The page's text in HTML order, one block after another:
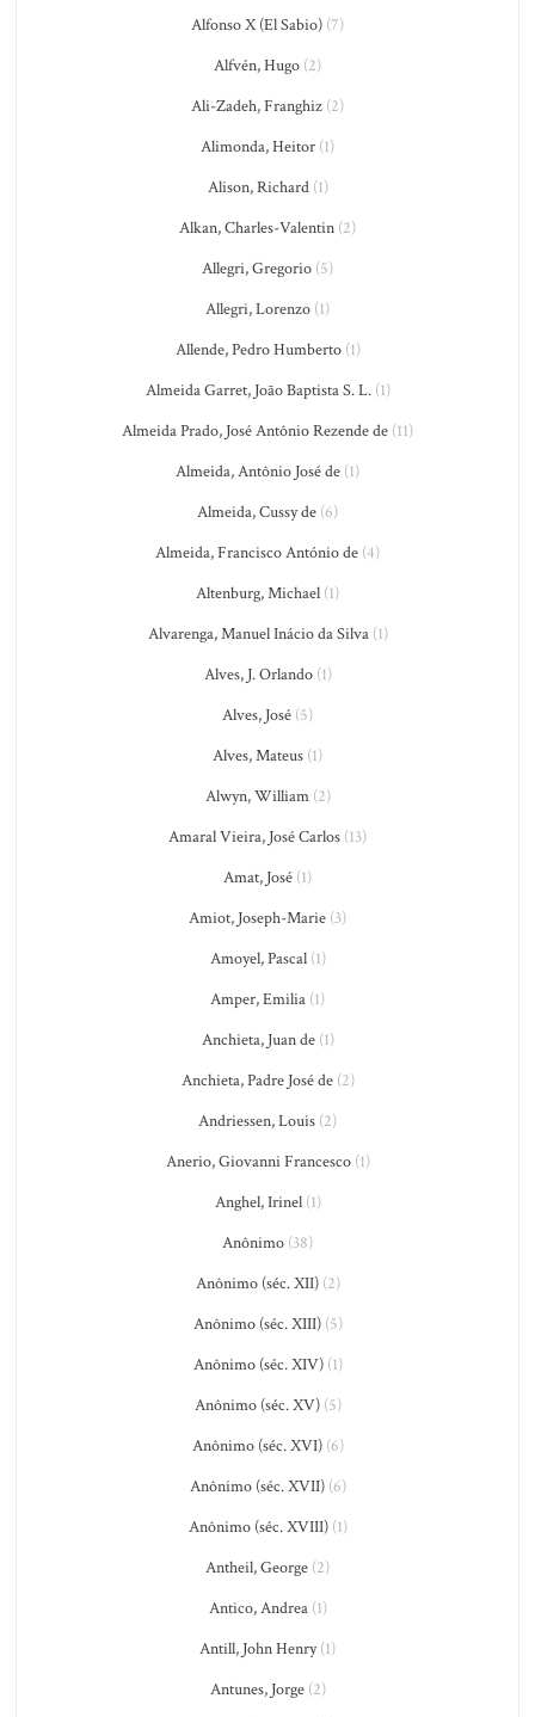
Alfonso X (El Sabio) (7)
Alfvén, Hugo (2)
Ali-Zadeh, Franghiz (2)
Alimonda, Heitor (1)
Alison, Richard(1)
Alkan, Charles-Valentin (2)
Allegri, Gregorio (5)
Allegri, Lorenzo (1)
Allende, Pedro Humberto(1)
Almeida Garret, João Baptista S. L.(1)
Almeida Prado, José Antônio Rezende de (11)
Almeida, Antônio José de (1)
Almeida, Cussy de (6)
Almeida, Francisco António de (4)
Altenburg, Michael (1)
Alvarenga, Manuel Inácio da Silva(1)
Alves, J. Orlando(1)
Alves, José (5)
Alves, Mateus (1)
Alwyn, William(2)
Amaral Vieira, José Carlos (13)
Amat, José (1)
Amiot, Joseph-Marie (3)
Amoyel, Pascal(1)
Amper, Emilia (1)
Anchieta, Juan de(1)
Anchieta, Padre José de(2)
Andriessen, Louis (2)
Anerio, Giovanni Francesco(1)
Anghel, Irinel(1)
Anônimo (38)
Anônimo (séc. XII)(2)
Anônimo (séc. XIII)(5)
Anônimo (séc. XIV)(1)
Anônimo (séc. XV)(5)
Anônimo (séc. XVI)(6)
Anônimo (séc. XVII)(6)
Anônimo (séc. XVIII)(1)
Antheil, George (2)
Antico, Andrea(1)
Antill, John Henry(1)
Antunes, Jorge(2)